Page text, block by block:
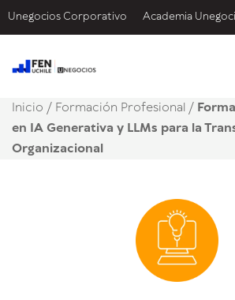
Unegocios Corporativo Academia
Inicio / Formación Profesional /
en IA Generativa y LLMs para la
Organizacional